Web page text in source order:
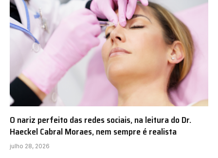
O nariz perfeito das redes sociais, na leitura do Dr.
Haeckel Cabral Moraes, nem sempre é realista
julho 28, 2026